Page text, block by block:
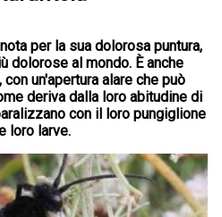
per la sua dolorosa puntura,
dolorose al mondo. È anche
un'apertura alare che può
deriva dalla loro abitudine di
con il loro pungiglione
loro larve.